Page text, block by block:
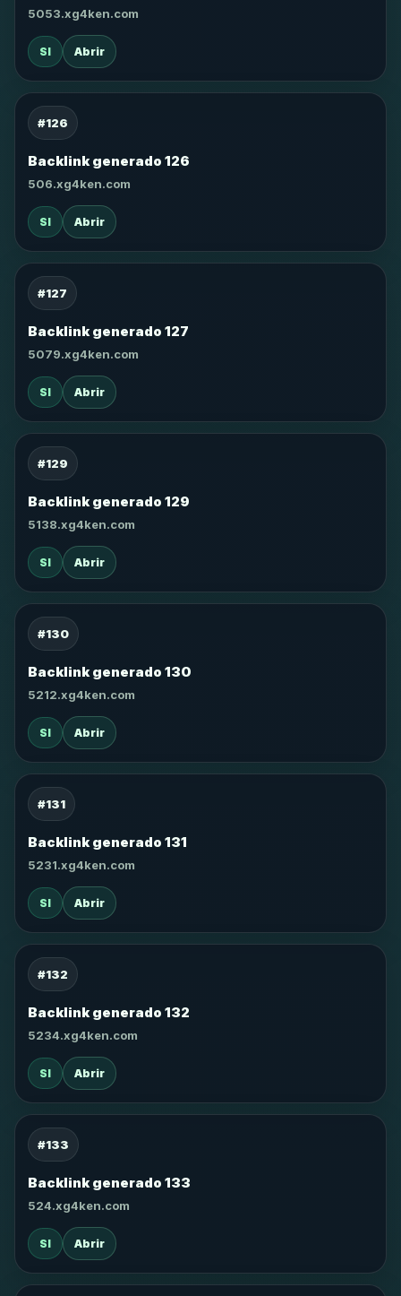
5053.xg4ken.com
SI Abrir
#126
Backlink generado 126
506.xg4ken.com
SI Abrir
#127
Backlink generado 127
5079.xg4ken.com
SI Abrir
#129
Backlink generado 129
5138.xg4ken.com
SI Abrir
#130
Backlink generado 130
5212.xg4ken.com
SI Abrir
#131
Backlink generado 131
5231.xg4ken.com
SI Abrir
#132
Backlink generado 132
5234.xg4ken.com
SI Abrir
#133
Backlink generado 133
524.xg4ken.com
SI Abrir